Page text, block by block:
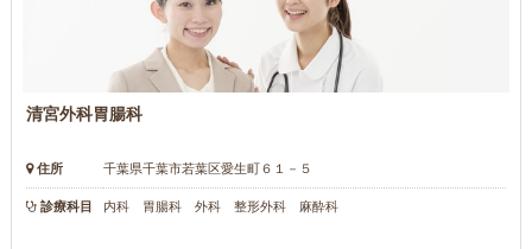
清宮外科胃腸科
住所 千葉県千葉市若葉区愛生町６１－５
診療科目 内科 胃腸科 外科 整形外科 麻酔科